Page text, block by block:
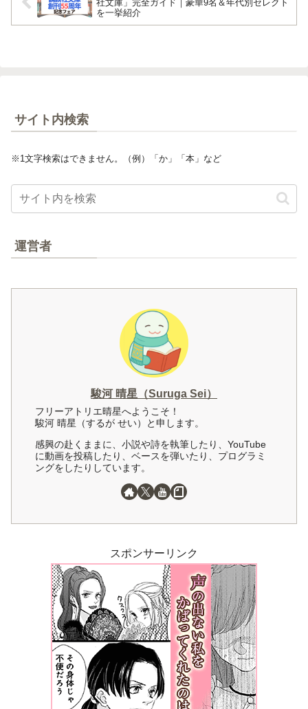
社文庫」完全ガイド｜豪華9名＆年代別セレクト
を一挙紹介
サイト内検索
※1文字検索はできません。（例）「か」「本」など
運営者
駿河 晴星（Suruga Sei）
フリーアトリエ晴星へようこそ！
駿河 晴星（するが せい）と申します。
感興の赴くままに、小説や詩を執筆したり、YouTube
に動画を投稿したり、ベースを弾いたり、プログラミ
ングをしたりしています。
スポンサーリンク